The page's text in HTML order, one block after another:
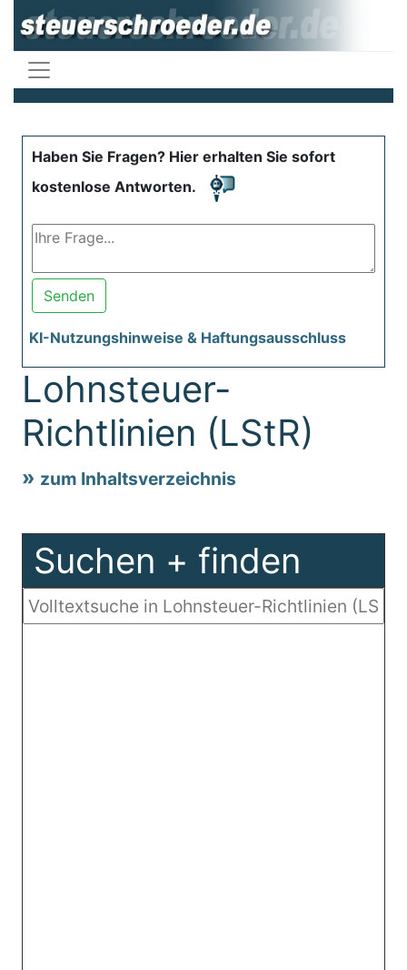
Haben Sie Fragen? Hier erhalten Sie sofort
kostenlose Antworten.
Senden
KI-Nutzungshinweise & Haftungsausschluss
Lohnsteuer-
Richtlinien (LStR)
zum Inhaltsverzeichnis
Suchen + finden